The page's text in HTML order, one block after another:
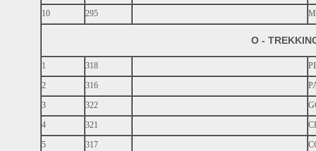
10
295
O -
1 318
2
316
3
322
4
321
5
317